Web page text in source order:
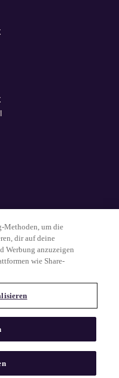
das MG-Logo und der MG-
der Match Group
Eigentum ihrer jeweiligen
Methoden, um die
dir auf deine
Werbung anzuzeigen
wie Share-